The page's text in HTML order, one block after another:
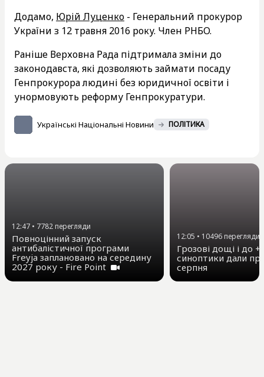
Додамо, Юрій Луценко - Генеральний прокурор
України з 12 травня 2016 року. Член РНБО.
Раніше Верховна Рада підтримала зміни до
законодавста, які дозволяють займати посаду
Генпрокурора людині без юридичної освіти і
унормовують реформу Генпрокуратури.
Українські Національні Новини ПОЛІТИКА
12:47 • 7782перегляди
Повноцінний запуск
антибалістичної програми
Freyja заплановано на середину
2027 року - Fire Point
12:05 • 10496перегляди
Грозові дощі і до
синоптики дали
серпня